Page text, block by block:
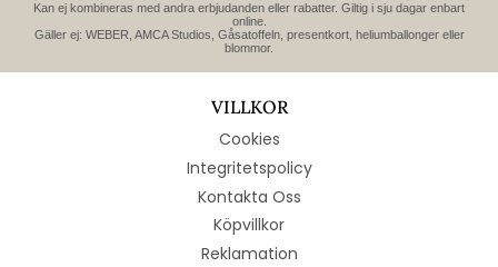
Kan ej kombineras med andra erbjudanden eller rabatter. Giltig i sju dagar enbart
online.
Gäller ej: WEBER, AMCA Studios, Gåsatoffeln, presentkort, heliumballonger eller
blommor.
VILLKOR
Cookies
Integritetspolicy
Kontakta Oss
Köpvillkor
Reklamation